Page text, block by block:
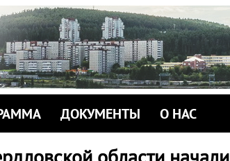
ДОКУМЕНТЫ О НАС